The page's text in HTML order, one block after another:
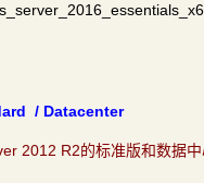
/ Datacenter
2012 R2的标准版和数据